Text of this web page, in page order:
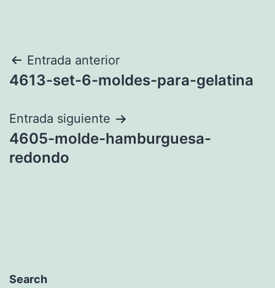
Navegación
de
entradas
Entrada anterior
4613-set-6-moldes-para-gelatina
Entrada siguiente
4605-molde-hamburguesa-
redondo
Search